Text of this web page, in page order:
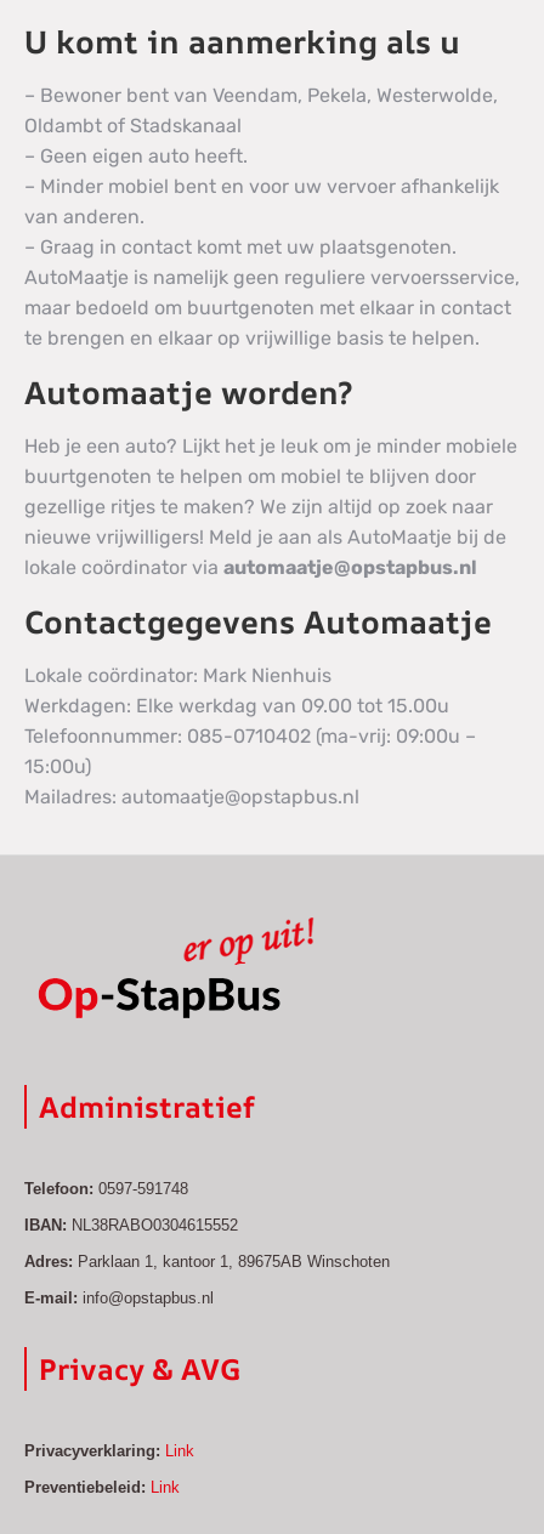
U komt in aanmerking als u
– Bewoner bent van Veendam, Pekela, Westerwolde,
Oldambt of Stadskanaal
– Geen eigen auto heeft.
– Minder mobiel bent en voor uw vervoer afhankelijk
van anderen.
– Graag in contact komt met uw plaatsgenoten.
AutoMaatje is namelijk geen reguliere vervoersservice,
maar bedoeld om buurtgenoten met elkaar in contact
te brengen en elkaar op vrijwillige basis te helpen.
Automaatje worden?
Heb je een auto? Lijkt het je leuk om je minder mobiele
buurtgenoten te helpen om mobiel te blijven door
gezellige ritjes te maken? We zijn altijd op zoek naar
nieuwe vrijwilligers! Meld je aan als AutoMaatje bij de
lokale coördinator via automaatje@opstapbus.nl
Contactgegevens Automaatje
Lokale coördinator: Mark Nienhuis
Werkdagen: Elke werkdag van 09.00 tot 15.00u
Telefoonnummer: 085-0710402 (ma-vrij: 09:00u –
15:00u)
Mailadres: automaatje@opstapbus.nl
Administratief
Telefoon: 0597-591748
IBAN: NL38RABO0304615552
Adres: Parklaan 1, kantoor 1, 89675AB Winschoten
E-mail: info@opstapbus.nl
Privacy & AVG
Privacyverklaring: Link
Preventiebeleid: Link